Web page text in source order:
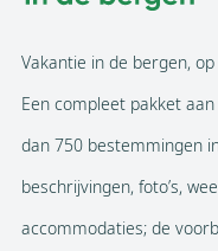
Vakantie in de bergen, op
Een compleet pakket
dan 750 bestemmingen
beschrijvingen, foto’s,
accommodaties; de